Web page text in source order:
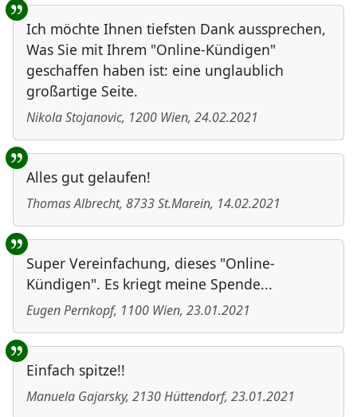
Ich möchte Ihnen tiefsten Dank aussprechen,
Was Sie mit Ihrem "Online-Kündigen"
geschaffen haben ist: eine unglaublich
großartige Seite.
Nikola Stojanovic, 1200 Wien, 24.02.2021
Alles gut gelaufen!
Thomas Albrecht, 8733St.Marein, 14.02.2021
Super Vereinfachung, dieses "Online-
Kündigen". Es kriegt meine Spende...
Eugen Pernkopf, 1100 Wien, 23.01.2021
Einfach spitze!!
Manuela Gajarsky, 2130Hüttendorf, 23.01.2021